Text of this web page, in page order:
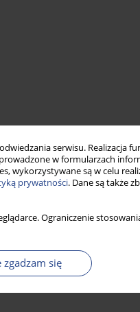
serwisu. Realizacja
w formularzach
wykorzystywane są w celu
prywatności. Dane są także
Ograniczenie
zgadzam się